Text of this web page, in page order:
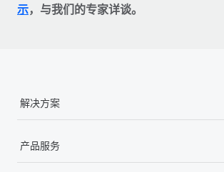
示，与我们的专家详谈。
解决方案
产品服务